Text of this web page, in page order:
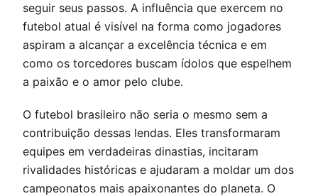
seguir seus passos. A influência que exercem no
futebol atual é visível na forma como jogadores
aspiram a alcançar a excelência técnica e em
como os torcedores buscam ídolos que espelhem
a paixão e o amor pelo clube.
O futebol brasileiro não seria o mesmo sem a
contribuição dessas lendas. Eles transformaram
equipes em verdadeiras dinastias, incitaram
rivalidades históricas e ajudaram a moldar um dos
campeonatos mais apaixonantes do planeta. O